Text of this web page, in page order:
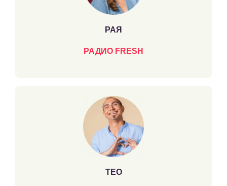
РАЯ
РАДИО FRESH
ТЕО